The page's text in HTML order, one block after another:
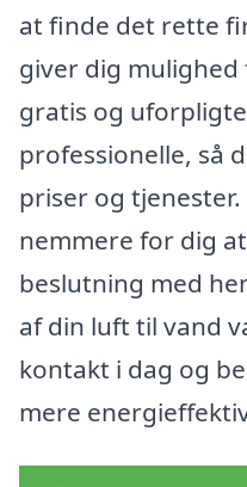
at finde det rette
giver dig
gratis og
professionelle, så
priser og
nemmere for dig
beslutning med
af din luft til vand
kontakt i dag og
mere